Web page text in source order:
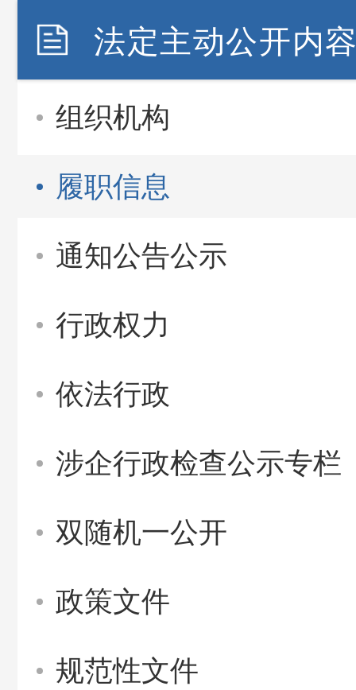
法定主动公开内
组织机构
履职信息
通知公告公示
行政权力
依法行政
涉企行政检查公示专栏
双随机一公开
政策文件
规范性文件